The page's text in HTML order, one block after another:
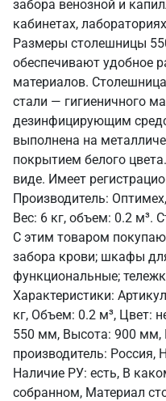
забора венозной и
кабинетах,
Размеры столешницы
обеспечивают удобное
материалов.
стали — гигиеничного
дезинфицирующим
выполнена на
покрытием белого
виде. Имеет
Производитель:
Вес: 6 кг, объем: 0.2 м³.
С этим товаром
забора крови; шкафы
функциональные;
Характеристики:
кг, Объем: 0.2 м³, Цвет:
550 мм, Высота: 900
производитель: Россия,
Наличие РУ: есть, В
собранном, Материал